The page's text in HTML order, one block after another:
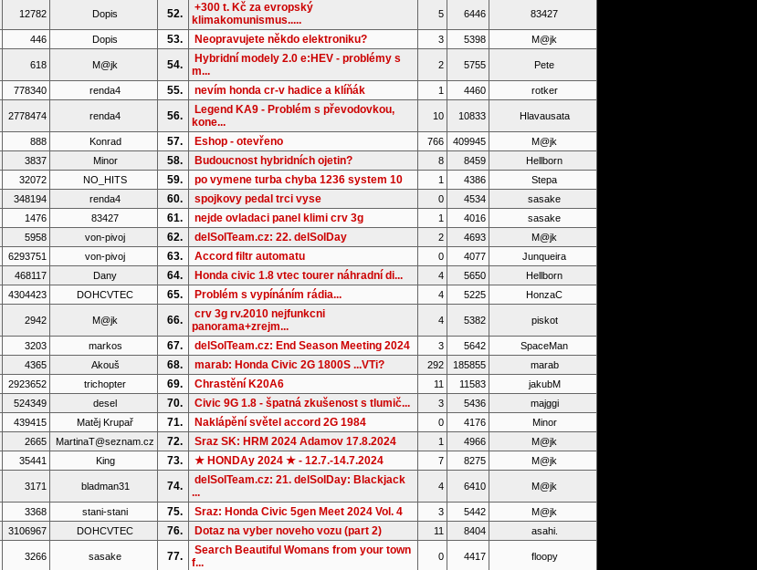
12782 Dopis 52.
+300 t. Kč za evropský
klimakomunismus.....
5 6446 83427
446 Dopis 53. Neopravujete někdo elektroniku? 3 5398 M@jk
618 M@jk 54.
Hybridní modely 2.0 e:HEV - problémy s
m...
2 5755 Pete
778340 renda4 55. nevím honda cr-v hadice a klíňák 1 4460 rotker
2778474 renda4 56.
Legend KA9 - Problém s převodovkou,
kone...
10 10833 Hlavausata
888 Konrad 57. Eshop - otevřeno 766 409945 M@jk
3837 Minor 58. Budoucnost hybridních ojetin? 8 8459 Hellborn
32072 NO_HITS 59. po vymene turba chyba 1236 system 10 1 4386 Stepa
348194 renda4 60. spojkovy pedal trci vyse 0 4534 sasake
1476 83427 61. nejde ovladaci panel klimi crv 3g 1 4016 sasake
5958 von-pivoj 62. delSolTeam.cz: 22. delSolDay 2 4693 M@jk
6293751 von-pivoj 63. Accord filtr automatu 0 4077 Junqueira
468117 Dany 64. Honda civic 1.8 vtec tourer náhradní di... 4 5650 Hellborn
4304423 DOHCVTEC 65. Problém s vypínáním rádia... 4 5225 HonzaC
2942 M@jk 66.
crv 3g rv.2010 nejfunkcni
panorama+zrejm...
4 5382 piskot
3203 markos 67. delSolTeam.cz: End Season Meeting 2024 3 5642 SpaceMan
4365 Akouš 68. marab: Honda Civic 2G 1800S ...VTi? 292 185855 marab
2923652 trichopter 69. Chrastění K20A6 11 11583 jakubM
524349 desel 70. Civic 9G 1.8 - špatná zkušenost s tlumič... 3 5436 majggi
439415 Matěj Krupař 71. Naklápění světel accord 2G 1984 0 4176 Minor
2665 MartinaT@seznam.cz 72. Sraz SK: HRM 2024 Adamov 17.8.2024 1 4966 M@jk
35441 King 73. ★ HONDAy 2024 ★ - 12.7.-14.7.2024 7 8275 M@jk
3171 bladman31 74.
delSolTeam.cz: 21. delSolDay: Blackjack
...
4 6410 M@jk
3368 stani-stani 75. Sraz: Honda Civic 5gen Meet 2024 Vol. 4 3 5442 M@jk
3106967 DOHCVTEC 76. Dotaz na vyber noveho vozu (part 2) 11 8404 asahi.
3266 sasake 77.
Search Beautiful Womans from your town
f...
0 4417 floopy